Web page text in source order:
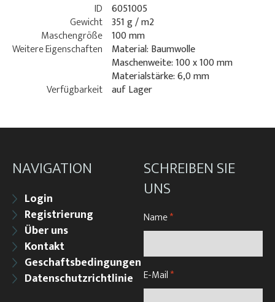
ID 6051005
Gewicht 351 g / m2
Maschengröße 100 mm
Weitere Eigenschaften
Material: Baumwolle
Maschenweite: 100 x 100 mm
Materialstärke: 6,0 mm
Verfügbarkeit auf Lager
NAVIGATION
Login
Registrierung
Über uns
Kontakt
Geschaftsbedingungen
Datenschutzrichtlinie
SCHREIBEN SIE
UNS
Name*
E-Mail*